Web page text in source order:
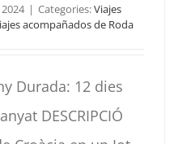
| Categories:Viajes
acompañados de Roda
Durada: 12 dies
DESCRIPCIÓ